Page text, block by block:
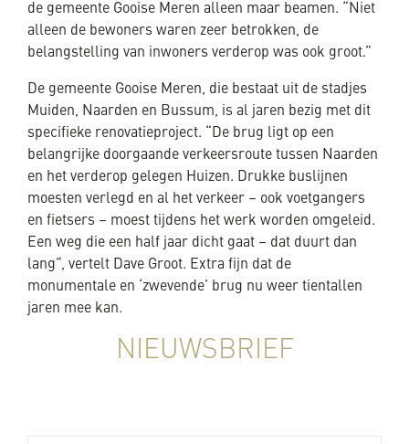
de gemeente Gooise Meren alleen maar beamen. “Niet
alleen de bewoners waren zeer betrokken, de
belangstelling van inwoners verderop was ook groot.”
De gemeente Gooise Meren, die bestaat uit de stadjes
Muiden, Naarden en Bussum, is al jaren bezig met dit
specifieke renovatieproject. “De brug ligt op een
belangrijke doorgaande verkeersroute tussen Naarden
en het verderop gelegen Huizen. Drukke buslijnen
moesten verlegd en al het verkeer – ook voetgangers
en fietsers – moest tijdens het werk worden omgeleid.
Een weg die een half jaar dicht gaat – dat duurt dan
lang”, vertelt Dave Groot. Extra fijn dat de
monumentale en ‘zwevende’ brug nu weer tientallen
jaren mee kan.
NIEUWSBRIEF